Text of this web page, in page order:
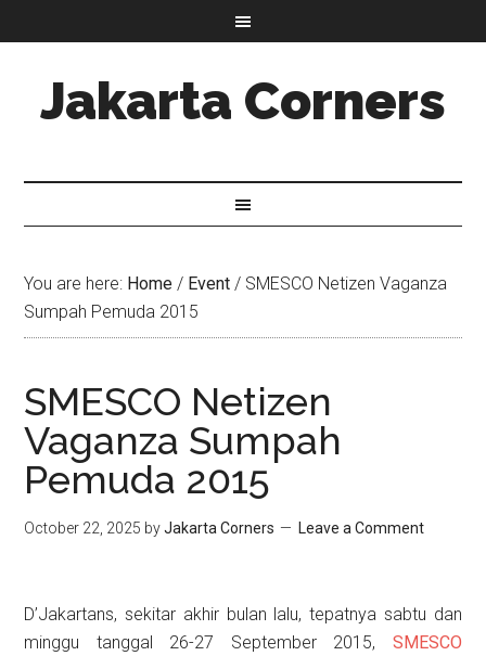
Jakarta Corners
You are here: Home / Event / SMESCO Netizen Vaganza
Sumpah Pemuda 2015
SMESCO Netizen
Vaganza Sumpah
Pemuda 2015
October 22, 2025 byJakarta Corners Leave a Comment
D’Jakartans, sekitar akhir bulan lalu, tepatnya sabtu dan
minggu tanggal 26-27 September 2015, SMESCO